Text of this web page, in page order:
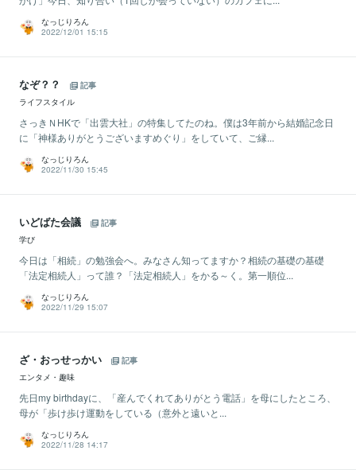
なっじりろん
2022/12/01 15:15
なぞ？？
記事
ライフスタイル
さっきＮHKで「出雲大社」の特集してたのね。僕は3年前から結婚記念日
に「神様ありがとうございますめぐり」をしていて、ご縁...
なっじりろん
2022/11/30 15:45
いどばた会議
記事
学び
今日は「相続」の勉強会へ。みなさん知ってますか？相続の基礎の基礎
「法定相続人」って誰？「法定相続人」をかる～く。第一順位...
なっじりろん
2022/11/29 15:07
ざ・おっせっかい
記事
エンタメ・趣味
先日my birthdayに、「産んでくれてありがとう電話」を母にしたところ、
母が「歩け歩け運動をしている（意外と遠いと...
なっじりろん
2022/11/28 14:17